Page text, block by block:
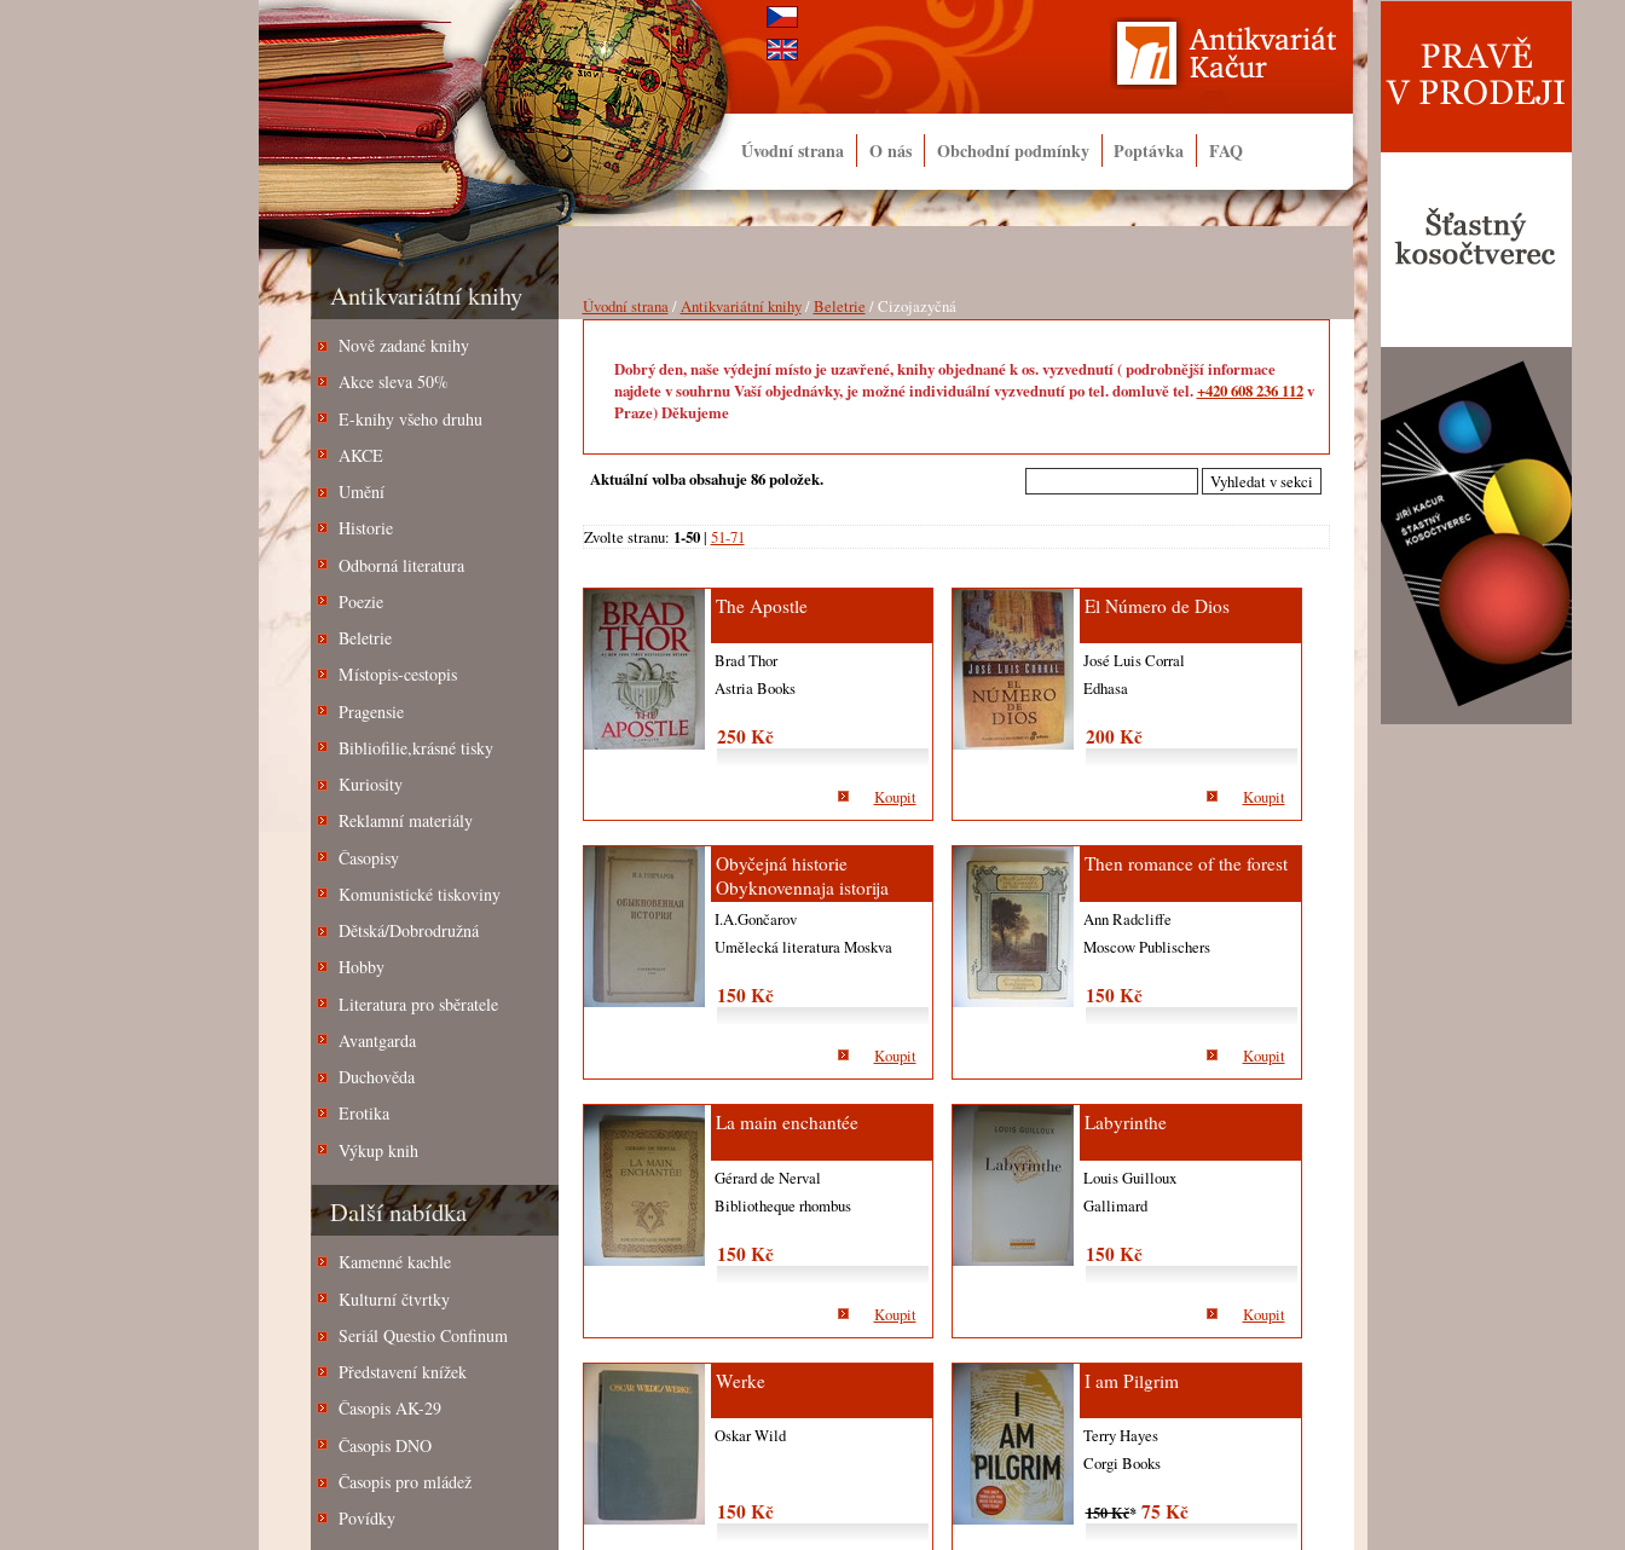
Úvodní strana O nás Obchodní podmínky Poptávka FAQ
Antikvariátní knihy
Nově zadané knihy
Akce sleva 50%
E-knihy všeho druhu
AKCE
Umění
Historie
Odborná literatura
Poezie
Beletrie
Místopis-cestopis
Pragensie
Bibliofilie,krásné tisky
Kuriosity
Reklamní materiály
Časopisy
Komunistické tiskoviny
Dětská/Dobrodružná
Hobby
Literatura pro sběratele
Avantgarda
Duchověda
Erotika
Výkup knih
Další nabídka
Kamenné kachle
Kulturní čtvrtky
Seriál Questio Confinum
Představení knížek
Časopis AK-29
Časopis DNO
Časopis pro mládež
Povídky
Úvodní strana/Antikvariátní knihy/Beletrie / Cizojazyčná
Dobrý den, naše výdejní místo je uzavřené, knihy objednané k os. vyzvednutí ( podrobnější informace
najdete v souhrnu Vaší objednávky, je možné individuální vyzvednutí po tel. domluvě tel.+420 608 236 112v
Praze) Děkujeme
Aktuální volba obsahuje 86 položek.
Zvolte stranu: 1-50| 51-71
The Apostle
Brad Thor
Astria Books
250 Kč
Koupit
El Número de Dios
José Luis Corral
Edhasa
200 Kč
Koupit
Obyčejná historie
Obyknovennaja istorija
I.A.Gončarov
Umělecká literatura Moskva
150 Kč
Koupit
Then romance of the forest
Ann Radcliffe
Moscow Publischers
150 Kč
Koupit
La main enchantée
Gérard de Nerval
Bibliotheque rhombus
150 Kč
Koupit
Labyrinthe
Louis Guilloux
Gallimard
150 Kč
Koupit
Werke
Oskar Wild
150 Kč
I am Pilgrim
Terry Hayes
Corgi Books
150 Kč*75 Kč